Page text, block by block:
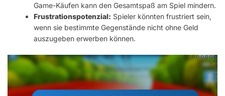
Game-Käufen kann den Gesamtspaß am Spiel mindern.
Frustrationspotenzial: Spieler könnten frustriert sein,
wenn sie bestimmte Gegenstände nicht ohne Geld
auszugeben erwerben können.